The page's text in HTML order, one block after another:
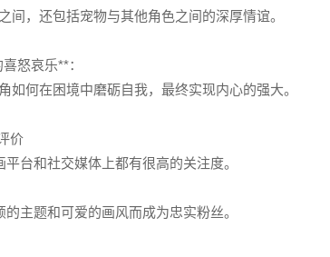
间，还包括宠物与其他角色之间的深厚情谊。
怒哀乐**：
如何在困境中磨砺自我，最终实现内心的强大。
价
台和社交媒体上都有很高的关注度。
主题和可爱的画风而成为忠实粉丝。